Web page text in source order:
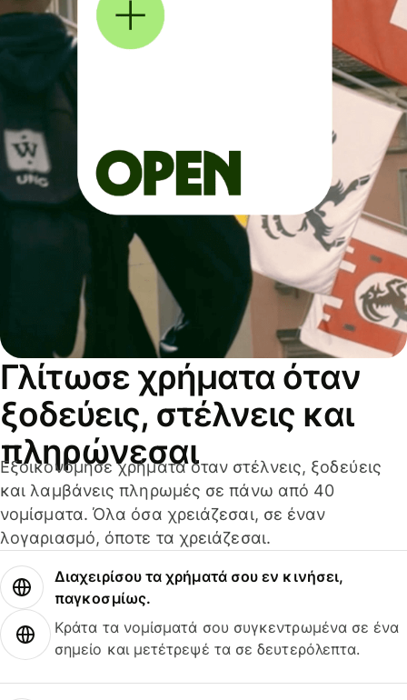
Γλίτωσε χρήματα όταν
ξοδεύεις, στέλνεις και
πληρώνεσαι
Εξοικονόμησε χρήματα όταν στέλνεις, ξοδεύεις
και λαμβάνεις πληρωμές σε πάνω από 40
νομίσματα. Όλα όσα χρειάζεσαι, σε έναν
λογαριασμό, όποτε τα χρειάζεσαι.
Διαχειρίσου τα χρήματά σου εν κινήσει,
παγκοσμίως.
Κράτα τα νομίσματά σου συγκεντρωμένα σε ένα
σημείο και μετέτρεψέ τα σε δευτερόλεπτα.